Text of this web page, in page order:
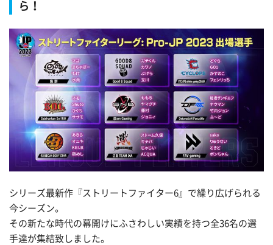
ら！
シリーズ最新作『ストリートファイター6』で繰り広げられる
今シーズン。
その新たな時代の幕開けにふさわしい実績を持つ全36名の選
手達が集結致しました。